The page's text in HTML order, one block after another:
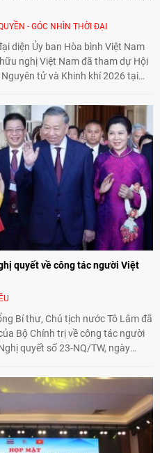
- GÓC NHÌN THỜI ĐẠI
diện Ủy ban Hòa bình Việt Nam
nghị Việt Nam đã tham dự Hội
tử và Khinh khí 2026 tại
trào hoà bình của nhân dân
giải trừ vũ khí hạt nhân của Việt
quyết về công tác người Việt
Bí thư, Chủ tịch nước Tô Lâm đã
Bộ Chính trị về công tác người
quyết số 23-NQ/TW, ngày